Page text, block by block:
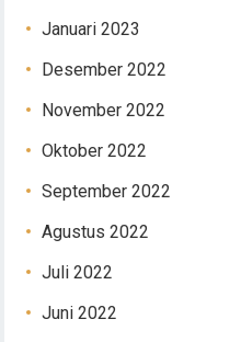
Januari 2023
Desember 2022
November 2022
Oktober 2022
September 2022
Agustus 2022
Juli 2022
Juni 2022